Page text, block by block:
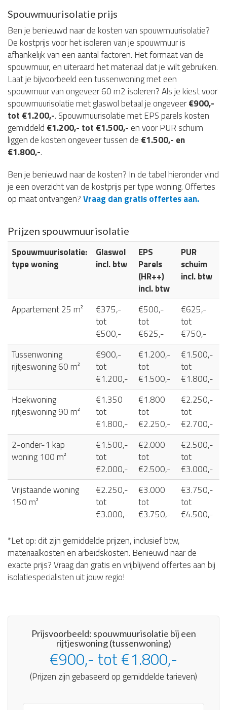
Spouwmuurisolatie prijs
Ben je benieuwd naar de kosten van spouwmuurisolatie?
De kostprijs voor het isoleren van je spouwmuur is
afhankelijk van een aantal factoren. Het formaat van de
spouwmuur, en uiteraard het materiaal dat je wilt gebruiken.
Laat je bijvoorbeeld een tussenwoning met een
spouwmuur van ongeveer 60 m2 isoleren? Als je kiest voor
spouwmuurisolatie met glaswol betaal je ongeveer€900,-
tot €1.200,-. Spouwmuurisolatie met EPS parels kosten
gemiddeld €1.200,- tot €1.500,- en voor PUR schuim
liggen de kosten ongeveer tussen de €1.500,- en
€1.800,-.
Ben je benieuwd naar de kosten? In de tabel hieronder vind
je een overzicht van de kostprijs per type woning. Offertes
op maat ontvangen?Vraag dan gratis offertes aan.
Prijzen spouwmuurisolatie
Spouwmuurisolatie:
type woning
Glaswol
incl. btw
EPS
Parels
(HR++)
incl. btw
PUR
schuim
incl. btw
Appartement 25 m²
€375,-
tot
€500,-
€500,-
tot
€625,-
€625,-
tot
€750,-
Tussenwoning
rijtjeswoning 60 m²
€900,-
tot
€1.200,-
€1.200,-
tot
€1.500,-
€1.500,-
tot
€1.800,-
Hoekwoning
rijtjeswoning 90 m²
€1.350
tot
€1.800,-
€1.800
tot
€2.250,-
€2.250,-
tot
€2.700,-
2-onder-1 kap
woning 100 m²
€1.500,-
tot
€2.000,-
€2.000
tot
€2.500,-
€2.500,-
tot
€3.000,-
Vrijstaande woning
150 m²
€2.250,-
tot
€3.000,-
€3.000
tot
€3.750,-
€3.750,-
tot
€4.500,-
*Let op: dit zijn gemiddelde prijzen, inclusief btw,
materiaalkosten en arbeidskosten. Benieuwd naar de
exacte prijs? Vraag dan gratis en vrijblijvend offertes aan bij
isolatiespecialisten uit jouw regio!
Prijsvoorbeeld: spouwmuurisolatie bij een
rijtjeswoning (tussenwoning)
€900,- tot €1.800,-
(Prijzen zijn gebaseerd op gemiddelde tarieven)